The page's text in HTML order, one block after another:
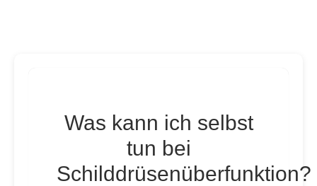
Was kann ich selbst
tun bei
Schilddrüsenüberfunktion?